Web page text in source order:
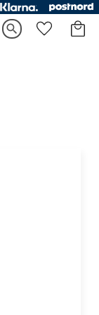
search Favoriter